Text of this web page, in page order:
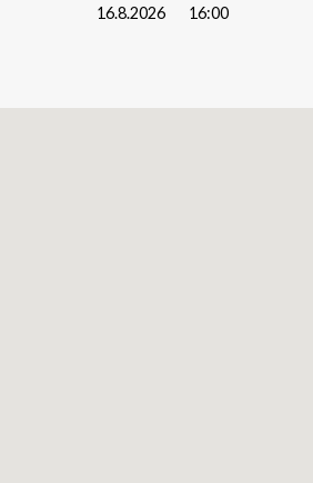
16.8.2026 16:00